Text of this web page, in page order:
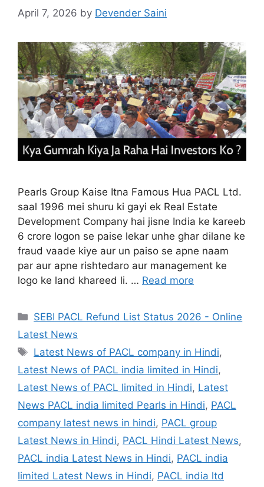
April 7, 2026 by Devender Saini
Pearls Group Kaise Itna Famous Hua PACL Ltd.
saal 1996 mei shuru ki gayi ek Real Estate
Development Company hai jisne India ke kareeb
6 crore logon se paise lekar unhe ghar dilane ke
fraud vaade kiye aur un paiso se apne naam
par aur apne rishtedaro aur management ke
logo ke land khareed li. … Read more
Categories
SEBI PACL Refund List Status 2026 - Online
Latest News
Tags
Latest News of PACL company in Hindi,
Latest News of PACL india limited in Hindi,
Latest News of PACL limited in Hindi, Latest
News PACL india limited Pearls in Hindi, PACL
company latest news in hindi, PACL group
Latest News in Hindi, PACL Hindi Latest News,
PACL india Latest News in Hindi, PACL india
limited Latest News in Hindi, PACL india ltd